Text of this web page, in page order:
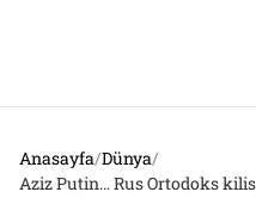
Anasayfa/Dünya/